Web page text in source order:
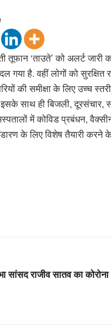
तूफान ‘ताउते’ को अलर्ट
गया है. वहीं लोगों को
की समीक्षा के लिए उच्च
साथ ही बिजली,
अस्पतालों में कोविड प्रबंधन,
के लिए विशेष तैयारी करने के
सांसद राजीव सातव का